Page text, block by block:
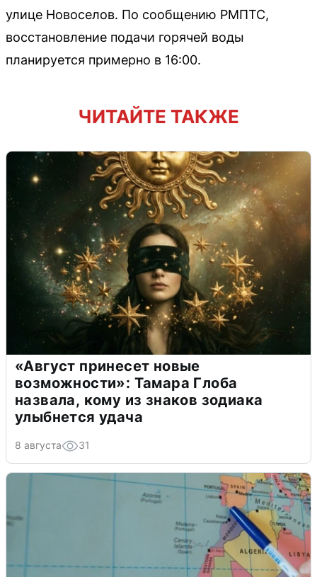
улице Новоселов. По сообщению РМПТС,
восстановление подачи горячей воды
планируется примерно в 16:00.
ЧИТАЙТЕ ТАКЖЕ
«Август принесет новые
возможности»: Тамара Глоба
назвала, кому из знаков зодиака
улыбнется удача
8 августа 31